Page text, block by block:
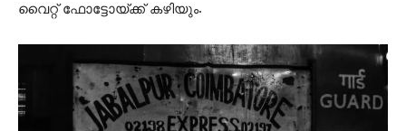
വൈറ്റ് ഫോട്ടോയ്ക്ക് കഴിയും.